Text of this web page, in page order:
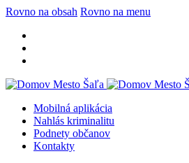
Rovno na obsah Rovno na menu
Mobilná aplikácia
Nahlás kriminalitu
Podnety občanov
Kontakty